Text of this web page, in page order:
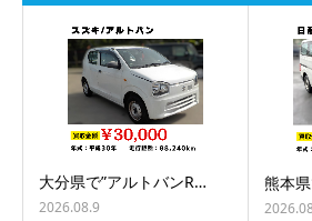
大分県で”アルトバンR…
2026.08.9
熊本